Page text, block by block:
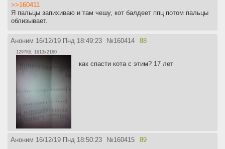
>>160411
Я пальцы запихиваю и там чешу, кот балдеет ппц потом пальцы
облизывает.
Аноним 16/12/19 Пнд 18:49:23 №160414 88
1297Кб, 1613x2160
как спасти кота с этим? 17 лет
Аноним 16/12/19 Пнд 18:50:23 №160415 89